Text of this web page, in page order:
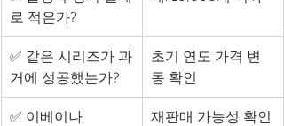
로 적은가?
✅ 같은 시리즈가 과
거에 성공했는가?
초기 연도 가격 변
동 확인
✅ 이베이나
재판매 가능성 확인